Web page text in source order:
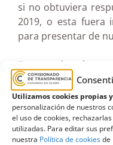
Utilizamos cookies propias
personalización de nuestros
el uso de cookies,
utilizadas. Para editar sus
nuestra Política de cookiesde
si no obtuviera
2019, o esta fuera
para presentar de
Por todo lo
Comisionado
reclamación toda
fuera del plazo
Ver documento pdf